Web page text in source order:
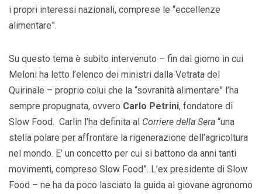
i propri interessi nazionali, comprese le “eccellenze
alimentare”.
Su questo tema è subito intervenuto – fin dal giorno in cui
Meloni ha letto l’elenco dei ministri dalla Vetrata del
Quirinale – proprio colui che la “sovranità alimentare” l’ha
sempre propugnata, ovvero Carlo Petrini, fondatore di
Slow Food. Carlin l’ha definita al Corriere della Sera “una
stella polare per affrontare la rigenerazione dell’agricoltura
nel mondo. E’ un concetto per cui si battono da anni tanti
movimenti, compreso Slow Food”. L’ex presidente di Slow
Food – ne ha da poco lasciato la guida al giovane agronomo